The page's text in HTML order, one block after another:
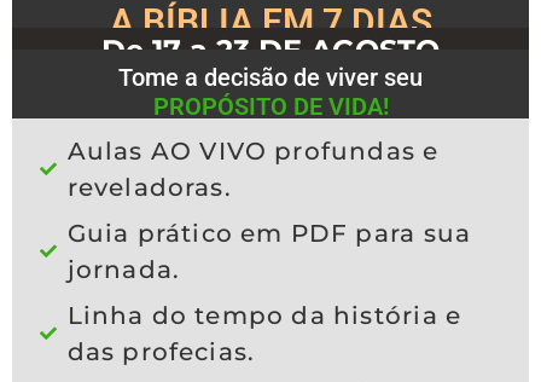
A BÍBLIA EM 7 DIAS
De 17 a 23 DE AGOSTO
Tome a decisão de viver seu
PROPÓSITO DE VIDA!
Aulas AO VIVO profundas e
reveladoras.
Guia prático em PDF para sua
jornada.
Linha do tempo da história e
das profecias.